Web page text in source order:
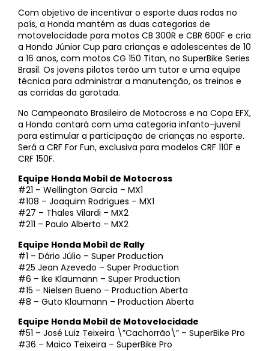
Com objetivo de incentivar o esporte duas rodas no
país, a Honda mantém as duas categorias de
motovelocidade para motos CB 300R e CBR 600F e cria
a Honda Júnior Cup para crianças e adolescentes de 10
a 16 anos, com motos CG 150 Titan, no SuperBike Series
Brasil. Os jovens pilotos terão um tutor e uma equipe
técnica para administrar a manutenção, os treinos e
as corridas da garotada.
No Campeonato Brasileiro de Motocross e na Copa EFX,
a Honda contará com uma categoria infanto-juvenil
para estimular a participação de crianças no esporte.
Será a CRF For Fun, exclusiva para modelos CRF 110F e
CRF 150F.
Equipe Honda Mobil de Motocross
#21 – Wellington Garcia – MX1
#108 – Joaquim Rodrigues – MX1
#27 – Thales Vilardi – MX2
#211 – Paulo Alberto – MX2
Equipe Honda Mobil de Rally
#1 – Dário Júlio – Super Production
#25 Jean Azevedo – Super Production
#6 – Ike Klaumann – Super Production
#15 – Nielsen Bueno – Production Aberta
#8 – Guto Klaumann – Production Aberta
Equipe Honda Mobil de Motovelocidade
#51 – José Luiz Teixeira \”Cachorrão\” – SuperBike Pro
#36 – Maico Teixeira – SuperBike Pro